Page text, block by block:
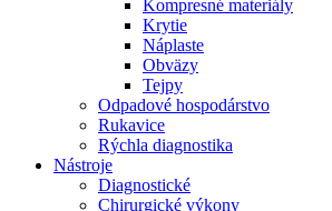
Kompresné materiály
Krytie
Náplaste
Obväzy
Tejpy
Odpadové hospodárstvo
Rukavice
Rýchla diagnostika
Nástroje
Diagnostické
Chirurgické výkony